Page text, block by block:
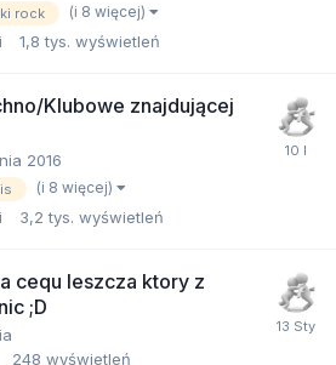
rock (i 8 więcej)
1,8 tys. wyświetleń
Klubowe znajdującej
2016
(i 8 więcej)
3,2 tys. wyświetleń
cequ leszcza ktory z
;D
248 wyświetleń